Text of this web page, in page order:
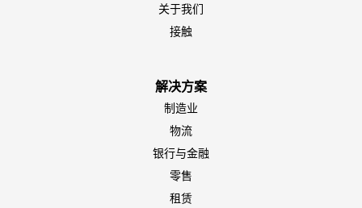
关于我们
接触
解决方案
制造业
物流
银行与金融
零售
租赁